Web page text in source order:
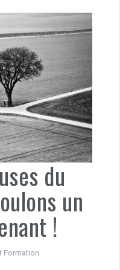
du
un
!
Formation